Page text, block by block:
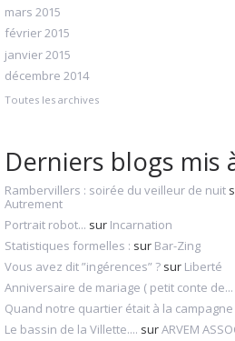
mars 2015
février 2015
janvier 2015
décembre 2014
Toutes les archives
Derniers blogs mis
Rambervillers : soirée du veilleur de nuit
Autrement
Portrait robot... sur Incarnation
Statistiques formelles : sur Bar-Zing
Vous avez dit ”ingérences” ? sur Liberté
Anniversaire de mariage ( petit conte de...
Quand notre quartier était à la campagne
Le bassin de la Villette.... surARVEM